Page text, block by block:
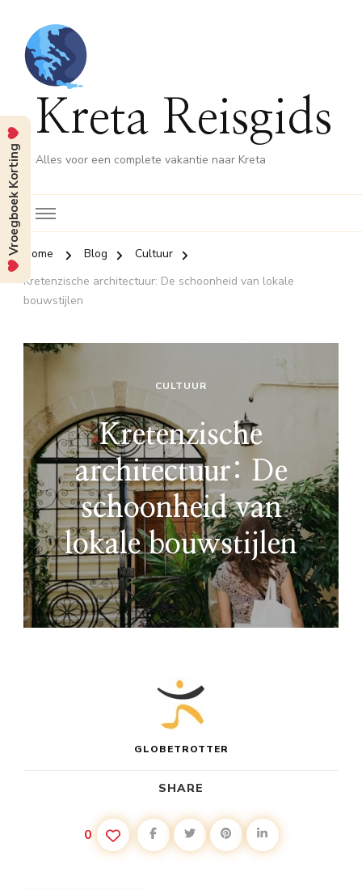
Kreta Reisgids
Alles voor een complete vakantie naar Kreta
Home Blog
Cultuur
Kretenzische architectuur: De schoonheid van lokale
bouwstijlen
CULTUUR
Kretenzische
architectuur: De
schoonheid van
lokale bouwstijlen
GLOBETROTTER
SHARE
0
Vroegboek Korting